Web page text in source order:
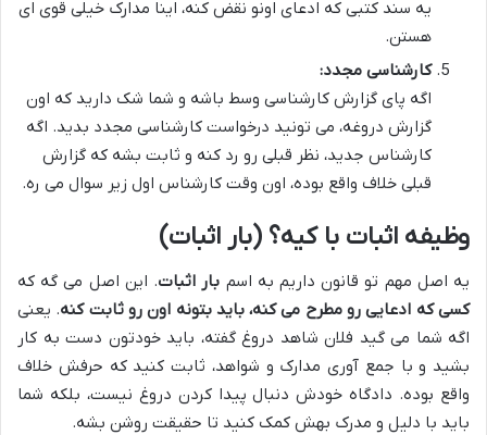
یه سند کتبی که ادعای اونو نقض کنه، اینا مدارک خیلی قوی ای
هستن.
کارشناسی مجدد:
اگه پای گزارش کارشناسی وسط باشه و شما شک دارید که اون
گزارش دروغه، می تونید درخواست کارشناسی مجدد بدید. اگه
کارشناس جدید، نظر قبلی رو رد کنه و ثابت بشه که گزارش
قبلی خلاف واقع بوده، اون وقت کارشناس اول زیر سوال می ره.
وظیفه اثبات با کیه؟ (بار اثبات)
یه اصل مهم تو قانون داریم به اسم بار اثبات. این اصل می گه که
کسی که ادعایی رو مطرح می کنه، باید بتونه اون رو ثابت کنه. یعنی
اگه شما می گید فلان شاهد دروغ گفته، باید خودتون دست به کار
بشید و با جمع آوری مدارک و شواهد، ثابت کنید که حرفش خلاف
واقع بوده. دادگاه خودش دنبال پیدا کردن دروغ نیست، بلکه شما
باید با دلیل و مدرک بهش کمک کنید تا حقیقت روشن بشه.